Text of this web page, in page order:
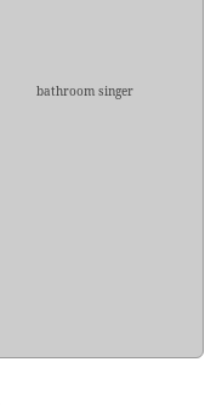
bathroom singer